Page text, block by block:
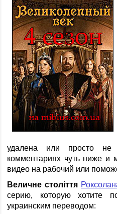
удалена или просто не
комментариях чуть ниже и
видео на рабочий или
Величне століття
серию, которую хотите
украинским переводом: